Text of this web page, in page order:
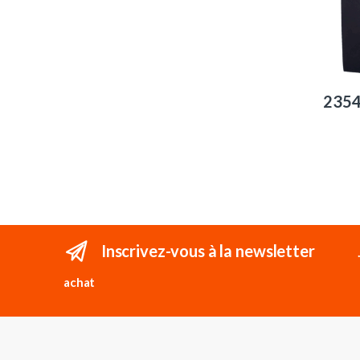
2354
Inscrivez-vous à la newsletter
achat